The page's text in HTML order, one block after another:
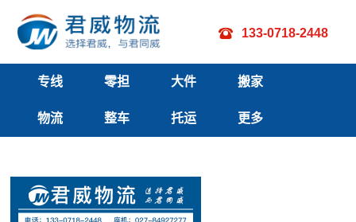
133-0718-2448
专线
直达
零担
小件
大件
运输
搬家
搬厂
物流 整车 托运 更多